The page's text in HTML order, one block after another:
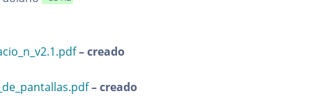
– creado
– creado